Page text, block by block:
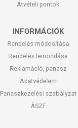
Átvételi pontok
INFORMÁCIÓK
Rendelés módosítása
Rendelés lemondása
Reklamáció, panasz
Adatvédelem
Panaszkezelési szabályzat
ÁSZF